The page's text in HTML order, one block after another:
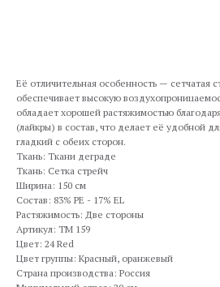
Её отличительная особенность — сетчатая
обеспечивает высокую
обладает хорошей растяжимостью
(лайкры) в состав, что делает её удобной
гладкий с обеих сторон.
Ткань: Ткани деграде
Ткань: Сетка стрейч
Ширина: 150 см
Состав: 83% PE - 17% EL
Растяжимость: Две стороны
Артикул: TM 159
Цвет: 24 Red
Цвет группы: Красный, оранжевый
Страна производства: Россия